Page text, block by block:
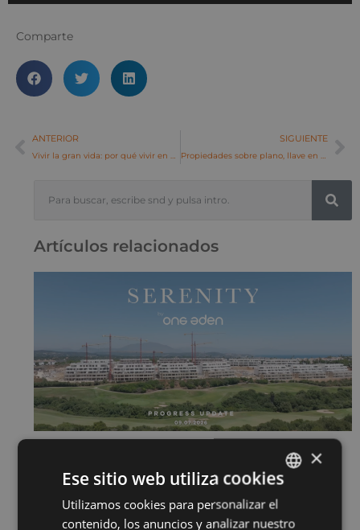
Comparte
ANTERIOR SIGUIENTE
Artículos relacionados
15 de julio de 2026
ENGLISH
×
Ese sitio web utiliza cookies
Utilizamos cookies para personalizar el
contenido, los anuncios y analizar nuestro